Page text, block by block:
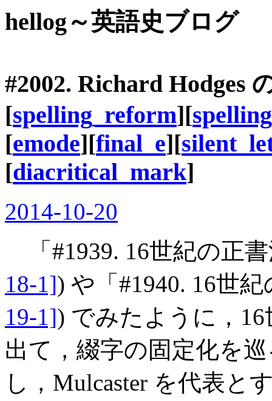
hellog～英語史ブログ
#2002. Richard Hodges
[spelling_reform][spelling
[emode][final_e][
[diacritical_mark]
2014-10-20
「#1939. 16世紀の正
18-1]) や「#1940. 16世
19-1]) でみたように，
出て，綴字の固定化を
し，Mulcaster を代表と